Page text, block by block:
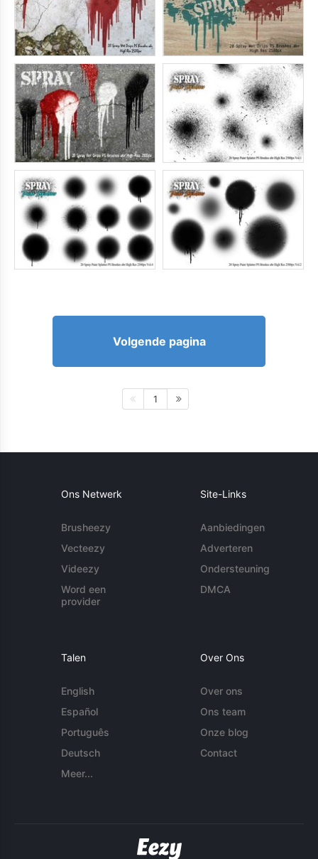
Volgende pagina
1
Ons Netwerk
Brusheezy
Vecteezy
Videezy
Word een
provider
Site-Links
Aanbiedingen
Adverteren
Ondersteuning
DMCA
Talen
English
Español
Português
Deutsch
Meer...
Over Ons
Over ons
Ons team
Onze blog
Contact